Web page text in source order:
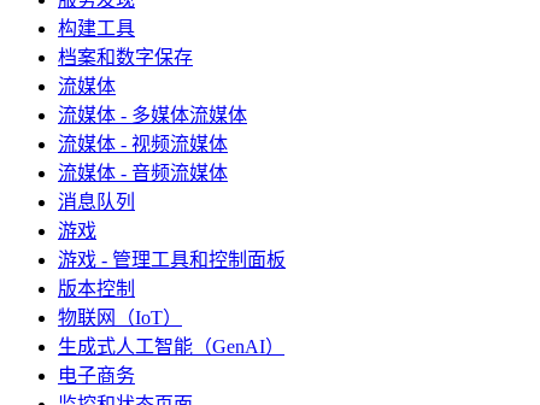
构建工具
档案和数字保存
流媒体
流媒体 - 多媒体流媒体
流媒体 - 视频流媒体
流媒体 - 音频流媒体
消息队列
游戏
游戏 - 管理工具和控制面板
版本控制
物联网（IoT）
生成式人工智能（GenAI）
电子商务